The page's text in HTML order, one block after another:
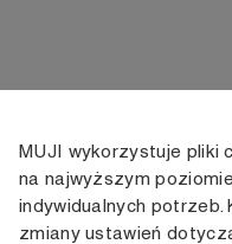
KONTAKT
+48 505 166 958
MUJI wykorzystuje pliki
na najwyższym
indywidualnych
zmiany ustawień